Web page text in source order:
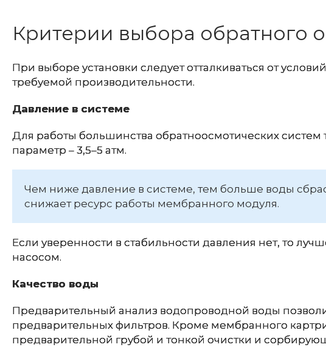
Критерии выбора обратного
При выборе установки следует отталкиваться от
требуемой производительности.
Давление в системе
Для работы большинства обратноосмотических систем
параметр – 3,5–5 атм.
Чем ниже давление в системе, тем больше воды
снижает ресурс работы мембранного модуля.
Если уверенности в стабильности давления нет, то
насосом.
Качество воды
Предварительный анализ водопроводной воды
предварительных фильтров. Кроме мембранного
предварительной грубой и тонкой очистки и